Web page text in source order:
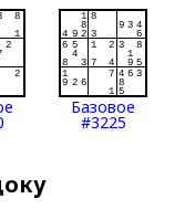
Базовое
#3225